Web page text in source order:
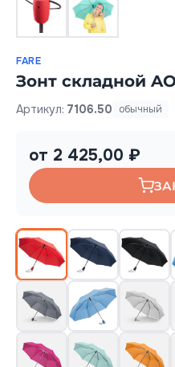
FARE
Зонт складной
Артикул: 7106.50 обычный
от 2 425,00 ₽